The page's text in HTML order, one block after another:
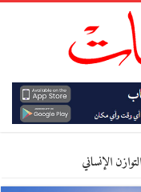
الإنساني